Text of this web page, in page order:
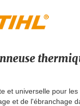
et universelle pour
et de l'ébranchage